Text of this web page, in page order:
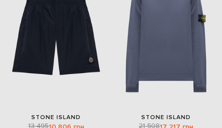
STONE ISLAND
13 495
STONE ISLAND
21 508